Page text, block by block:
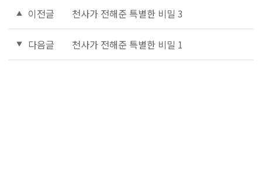
이전글 천사가 전해준 특별한 비밀 3
다음글 천사가 전해준 특별한 비밀 1